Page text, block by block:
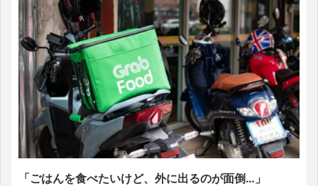
「ごはんを食べたいけど、外に出るのが面倒…」